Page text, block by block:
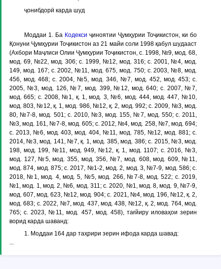
ҷонибдорӣ карда шуд
Моддаи 1. Ба Кодекси ҷиноятии Ҷумҳурии Тоҷикистон, ки бо
Қонуни Ҷумҳурии Тоҷикистон аз 21 майи соли 1998 қабул шудааст
(Ахбори Маҷлиси Олии Ҷумҳурии Тоҷикистон, с. 1998, №9, мод. 68,
мод. 69, №22, мод. 306; с. 1999, №12, мод. 316; с. 2001, №4, мод.
149, мод. 167; с. 2002, №11, мод. 675, мод. 750; с. 2003, №8, мод.
456, мод. 468; с. 2004, №5, мод. 346, №7, мод. 452, мод. 453; с.
2005, №3, мод. 126, №7, мод. 399, №12, мод. 640; с. 2007, №7,
мод. 665; с. 2008, №1, қ. 1, мод. 3, №6, мод. 444, мод. 447, №10,
мод. 803, №12, қ. 1, мод. 986, №12, қ. 2, мод. 992; с. 2009, №3, мод.
80, №7-8, мод. 501; с. 2010, №3, мод. 155, №7, мод. 550; с. 2011,
№3, мод. 161, №7-8, мод. 605; с. 2012, №4, мод. 258, №7, мод. 694;
с. 2013, №6, мод. 403, мод. 404, №11, мод. 785, №12, мод. 881; с.
2014, №3, мод. 141, №7, қ. 1, мод. 385, мод. 386; с. 2015, №3, мод.
198, мод. 199, №11, мод. 949, №12, қ. 1, мод. 1107; с. 2016, №3,
мод. 127, №5, мод. 355, мод. 356, №7, мод. 608, мод. 609, №11,
мод. 874, мод. 875; с. 2017, №1-2, мод. 2, мод. 3, №7-9, мод. 586; с.
2018, №1, мод. 4, мод. 5, №5, мод. 266, №7-8, мод. 522; с. 2019,
№1, мод. 1, мод. 2, №6, мод. 311; с. 2020, №1, мод. 8, мод. 9, №7-9,
мод. 607, мод. 623, №12, мод. 904; с. 2021, №4, мод. 196, №12, қ. 2,
мод. 683; с. 2022, №7, мод. 437, мод. 438, №12, қ. 2, мод. 764, мод.
765; с. 2023, №11, мод. 457, мод. 458), тағйиру иловаҳои зерин
ворид карда шаванд:
1. Моддаи 164 дар таҳрири зерин ифода карда шавад:
...